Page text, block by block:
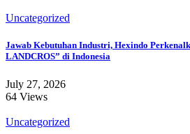
Uncategorized
Jawab Kebutuhan Industri, Hexindo
LANDCROS” di Indonesia
July 27, 2026
64 Views
Uncategorized